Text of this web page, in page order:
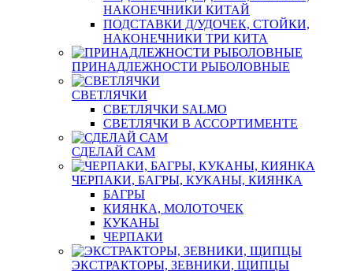
НАКОНЕЧНИКИ КИТАЙ
ПОДСТАВКИ Д/УДОЧЕК, СТОЙКИ,
НАКОНЕЧНИКИ ТРИ КИТА
ПРИНАДЛЕЖНОСТИ РЫБОЛОВНЫЕ
СВЕТЛЯЧКИ
СВЕТЛЯЧКИ SALMO
СВЕТЛЯЧКИ В АССОРТИМЕНТЕ
СДЕЛАЙ САМ
ЧЕРПАКИ, БАГРЫ, КУКАНЫ, КИЯНКА
БАГРЫ
КИЯНКА, МОЛОТОЧЕК
КУКАНЫ
ЧЕРПАКИ
ЭКСТРАКТОРЫ, ЗЕВНИКИ, ЩИПЦЫ